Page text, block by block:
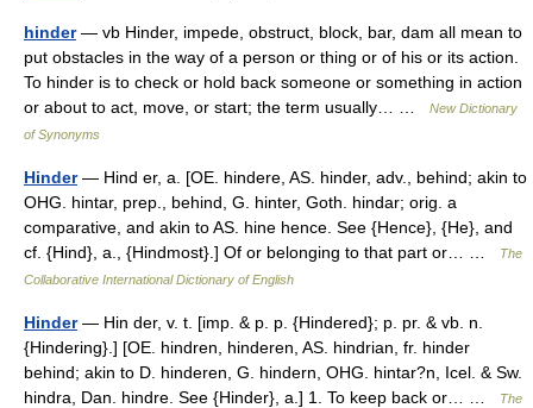
hinder— vb Hinder, impede, obstruct, block, bar, dam all mean to
put obstacles in the way of a person or thing or of his or its action.
To hinder is to check or hold back someone or something in action
or about to act, move, or start; the term usually… …
New Dictionary
of Synonyms
Hinder— Hind er, a. [OE. hindere, AS. hinder, adv., behind; akin to
OHG. hintar, prep., behind, G. hinter, Goth. hindar; orig. a
comparative, and akin to AS. hine hence. See {Hence}, {He}, and
cf. {Hind}, a., {Hindmost}.] Of or belonging to that part or… …
The
Collaborative International Dictionary of English
Hinder— Hin der, v. t. [imp. & p. p. {Hindered}; p. pr. & vb. n.
{Hindering}.] [OE. hindren, hinderen, AS. hindrian, fr. hinder
behind; akin to D. hinderen, G. hindern, OHG. hintar?n, Icel. & Sw.
hindra, Dan. hindre. See {Hinder}, a.] 1. To keep back or… …
The